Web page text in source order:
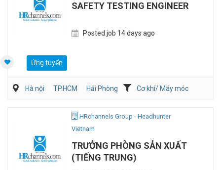
SAFETY TESTING ENGINEER
Posted job 14 days ago
Ứng tuyển
Hà nội TP.HCM Hải Phòng
Cơ khí/ Máy móc
HRchannels Group - Headhunter
Vietnam
TRƯỞNG PHÒNG SẢN XUẤT
(TIẾNG TRUNG)